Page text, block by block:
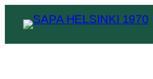
sisältöön